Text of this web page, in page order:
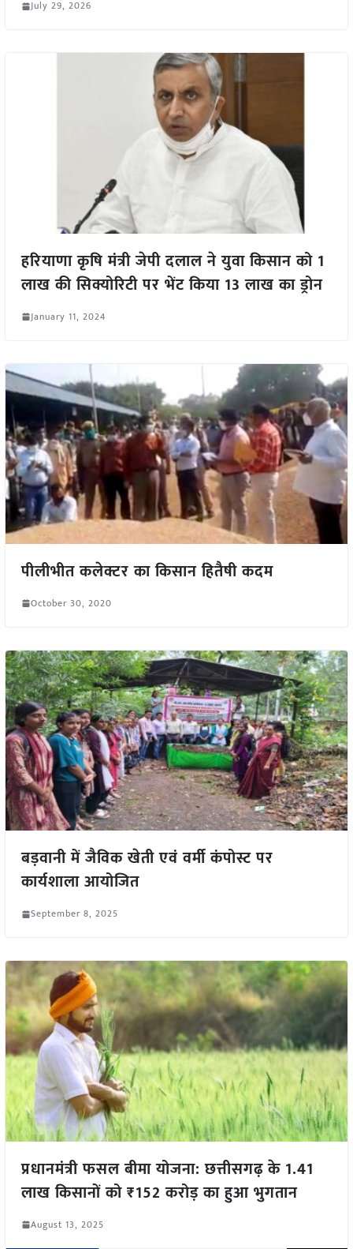
July 29, 2026
हरियाणा कृषि मंत्री जेपी दलाल ने युवा किसान को 1
लाख की सिक्योरिटी पर भेंट किया 13 लाख का ड्रोन
January 11, 2024
पीलीभीत कलेक्टर का किसान हितैषी कदम
October 30, 2020
बड़वानी में जैविक खेती एवं वर्मी कंपोस्ट पर
कार्यशाला आयोजित
September 8, 2025
प्रधानमंत्री फसल बीमा योजना: छत्तीसगढ़ के 1.41
लाख किसानों को ₹152 करोड़ का हुआ भुगतान
August 13, 2025